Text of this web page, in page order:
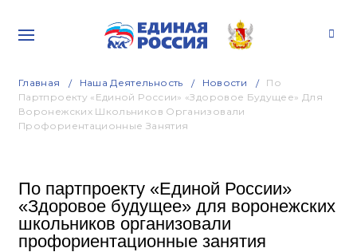
Главная Наша Деятельность Новости
По
Партпроекту «Единой России» «Здоровое Будущее» Для
Воронежских Школьников Организовали
Профориентационные Занятия
По партпроекту «Единой России»
«Здоровое будущее» для воронежских
школьников организовали
профориентационные занятия